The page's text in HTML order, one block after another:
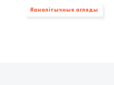
#аналітычныя агляды